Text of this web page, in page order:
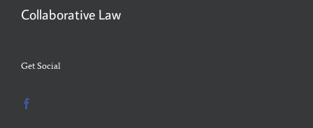
Collaborative Law
Get Social